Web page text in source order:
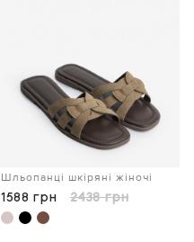
Шльопанці шкіряні жіночі
1588 грн 2438 грн